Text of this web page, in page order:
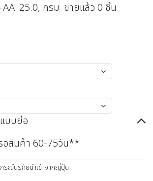
25.0, กรม ขายแล้ว 0 ชิ้น
บบย่อ
อสินค้า 60-75วัน**
รณ์นิรภัยนำเข้าจากญี่ปุ่น